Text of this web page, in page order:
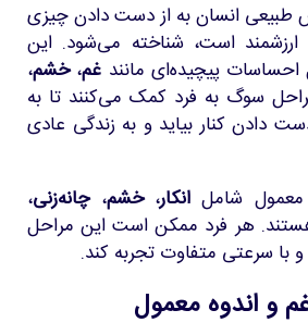
طبیعی انسان به از دست دادن چیزی
است، شناخته می‌شود. این
پیچیده‌ای مانند غم،خشم،
سوگ به فرد کمک می‌کنند تا به
دادن کنار بیاید و به زندگی عادی
شامل انکار،خشم،چانه‌زنی،
هر فرد ممکن است این مراحل
با سرعتی متفاوت تجربه کند.
و اندوه معمول